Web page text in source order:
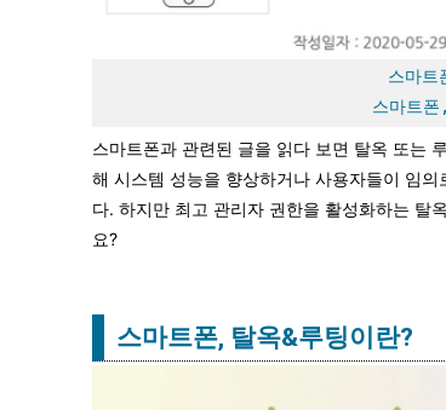
스마
스마트
스마트폰과 관련된 글을 읽다 보면 탈옥 또는
해 시스템 성능을 향상하거나 사용자들이 임
다. 하지만 최고 관리자 권한을 활성화하는 탈
요?
스마트폰, 탈옥&루팅이란?